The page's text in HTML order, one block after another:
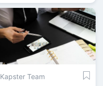
Kapster Team